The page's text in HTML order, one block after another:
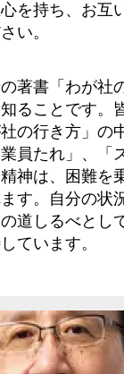
を持ち、お互
い。
著書「わが社
ることです。
の行き方」の
員たれ」、「
神は、困難を
す。自分の状
道しるべとし
ています。